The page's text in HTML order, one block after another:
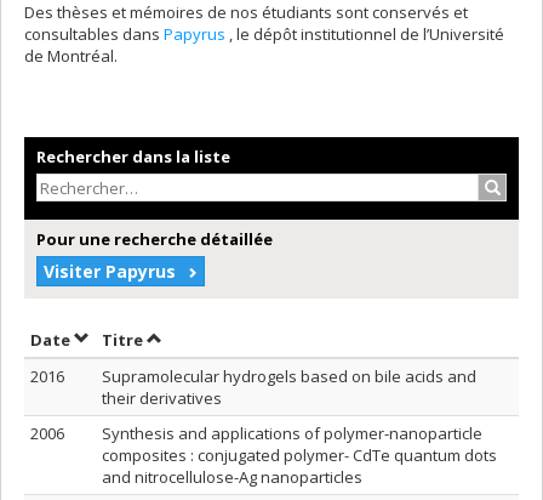
Des thèses et mémoires de nos étudiants sont conservés et
consultables dans Papyrus , le dépôt institutionnel de l’Université
de Montréal.
Rechercher dans la liste
Pour une recherche détaillée
Visiter Papyrus
DateTrier par date en ordre décroissant
TitreTrier par titre en ordre décroissant
2016
Supramolecular hydrogels based on bile acids and
their derivatives
2006
Synthesis and applications of polymer-nanoparticle
composites : conjugated polymer- CdTe quantum dots
and nitrocellulose-Ag nanoparticles